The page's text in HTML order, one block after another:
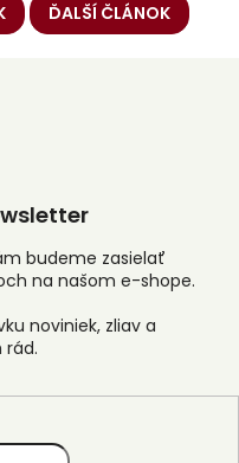
ĎALŠÍ ČLÁNOK
budeme zasielať
na našom e-shope.